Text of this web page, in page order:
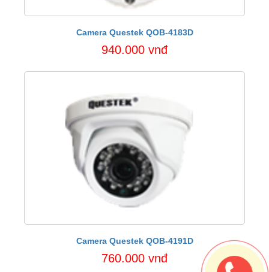
Camera Questek QOB-4183D
940.000 vnđ
Camera Questek QOB-4191D
760.000 vnđ